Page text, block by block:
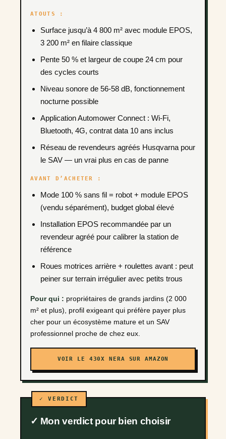
ATOUTS :
Surface jusqu’à 4 800 m² avec module EPOS,
3 200 m² en filaire classique
Pente 50 % et largeur de coupe 24 cm pour
des cycles courts
Niveau sonore de 56-58 dB, fonctionnement
nocturne possible
Application Automower Connect : Wi-Fi,
Bluetooth, 4G, contrat data 10 ans inclus
Réseau de revendeurs agréés Husqvarna pour
le SAV — un vrai plus en cas de panne
AVANT D’ACHETER :
Mode 100 % sans fil = robot + module EPOS
(vendu séparément), budget global élevé
Installation EPOS recommandée par un
revendeur agréé pour calibrer la station de
référence
Roues motrices arrière + roulettes avant : peut
peiner sur terrain irrégulier avec petits trous
Pour qui : propriétaires de grands jardins (2 000
m² et plus), profil exigeant qui préfère payer plus
cher pour un écosystème mature et un SAV
professionnel proche de chez eux.
VOIR LE 430X NERA SUR AMAZON
✓ Mon verdict pour bien choisir